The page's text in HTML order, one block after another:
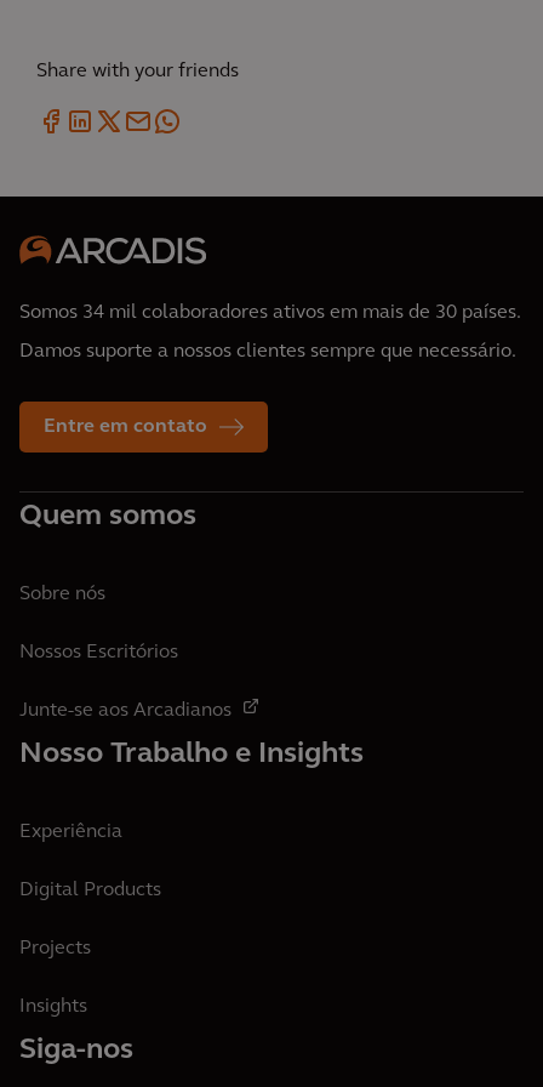
Share with your friends
Somos 34 mil colaboradores ativos em mais de 30 países.
Damos suporte a nossos clientes sempre que necessário.
Entre em contato
Quem somos
Sobre nós
Nossos Escritórios
Junte-se aos Arcadianos
Nosso Trabalho e Insights
Experiência
Digital Products
Projects
Insights
Siga-nos